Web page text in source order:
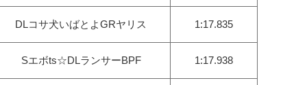
DLコサ犬いばとよGRヤリス 1:17.835
Sエボts☆DLランサーBPF 1:17.938